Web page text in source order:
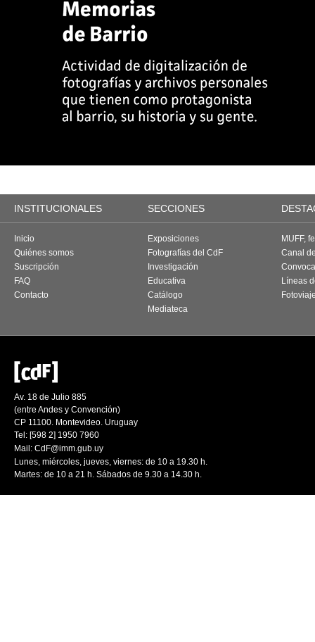
INSTITUCIONALES SECCIONES
Inicio
Quiénes somos
Suscripción
FAQ
Contacto
Exposiciones
Fotografías del CdF
Investigación
Educativa
Catálogo
Mediateca
MUFF,
Canal
Líneas
Av. 18 de Julio 885
(entre Andes y Convención)
CP 11100. Montevideo. Uruguay
Tel: [598 2] 1950 7960
Mail: CdF@imm.gub.uy
Lunes, miércoles, jueves, viernes: de 10 a 19.30 h.
Martes: de 10 a 21 h. Sábados de 9.30 a 14.30 h.